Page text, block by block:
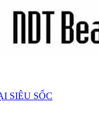
SIÊU SỐC